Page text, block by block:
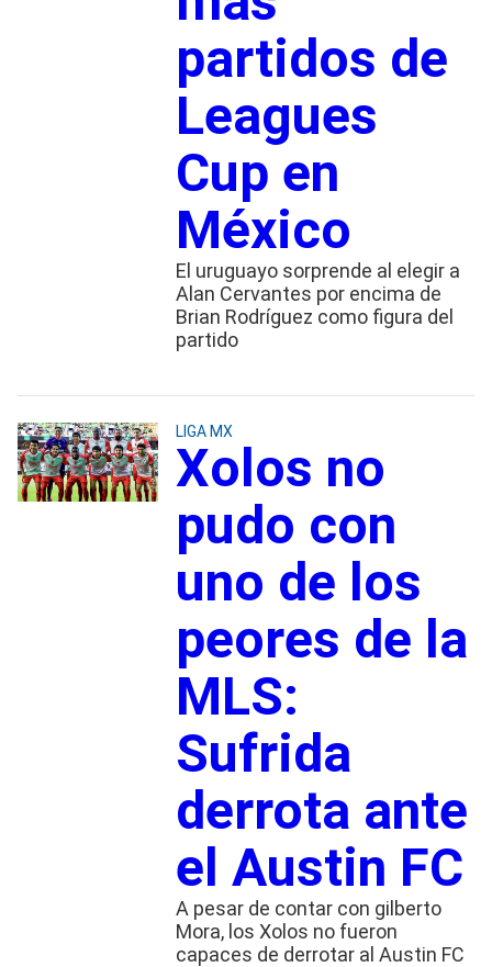
partidos de
Leagues
Cup en
México
El uruguayo sorprende al elegir a
Alan Cervantes por encima de
Brian Rodríguez como figura del
partido
LIGA MX
Xolos no
pudo con
uno de los
peores de la
MLS:
Sufrida
derrota ante
el Austin FC
A pesar de contar con gilberto
Mora, los Xolos no fueron
capaces de derrotar al Austin FC